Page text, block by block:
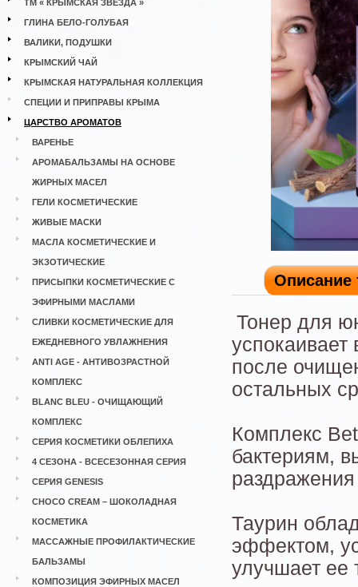
ТМ « КРЫМСКАЯ ЗВЕЗДА »
ГЛИНА БЕЛО-ГОЛУБАЯ
ВАЛИКИ, ПОДУШКИ
КРЫМСКИЙ ЧАЙ
КРЫМСКАЯ НАТУРАЛЬНАЯ КОЛЛЕКЦИЯ
СПЕЦИИ И ПРИПРАВЫ КРЫМА
ЦАРСТВО АРОМАТОВ
ВАРЕНЬЕ
АРОМАБАЛЬЗАМЫ НА ОСНОВЕ
ЖИРНЫХ МАСЕЛ
ГЕЛИ КОСМЕТИЧЕСКИЕ
ЖИВЫЕ МАСКИ
МАСЛА КОСМЕТИЧЕСКИЕ И
ЭКЗОТИЧЕСКИЕ
ПРИСЫПКИ КОСМЕТИЧЕСКИЕ С
ЭФИРНЫМИ МАСЛАМИ
СЛИВКИ КОСМЕТИЧЕСКИЕ ДЛЯ
ЕЖЕДНЕВНОГО УВЛАЖНЕНИЯ
ANTI AGE - АНТИВОЗРАСТНОЙ
КОМПЛЕКС
BLANC BLEU - ОЧИЩАЮЩИЙ
КОМПЛЕКС
СЕРИЯ КОСМЕТИКИ ОБЛЕПИХА
4 СЕЗОНА - ВСЕСЕЗОННАЯ СЕРИЯ
СЕРИЯ GENESIS
CHOCO CREAM – ШОКОЛАДНАЯ
КОСМЕТИКА
МАССАЖНЫЕ ПРОФИЛАКТИЧЕСКИЕ
БАЛЬЗАМЫ
КОМПОЗИЦИЯ ЭФИРНЫХ МАСЕЛ
Описание
Тонер для
успокаивает
после
остальных
Комплекс
бактериям,
Таурин
эффектом,
улучшает ее